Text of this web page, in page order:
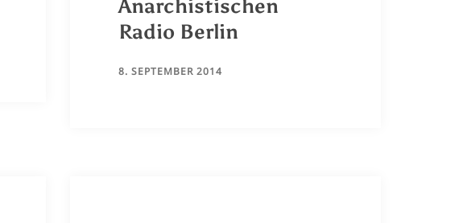
Anarchistischen
Radio Berlin
8. SEPTEMBER 2014